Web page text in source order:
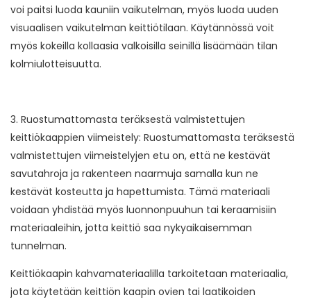
voi paitsi luoda kauniin vaikutelman, myös luoda uuden
visuaalisen vaikutelman keittiötilaan. Käytännössä voit
myös kokeilla kollaasia valkoisilla seinillä lisäämään tilan
kolmiulotteisuutta.
3. Ruostumattomasta teräksestä valmistettujen
keittiökaappien viimeistely: Ruostumattomasta teräksestä
valmistettujen viimeistelyjen etu on, että ne kestävät
savutahroja ja rakenteen naarmuja samalla kun ne
kestävät kosteutta ja hapettumista. Tämä materiaali
voidaan yhdistää myös luonnonpuuhun tai keraamisiin
materiaaleihin, jotta keittiö saa nykyaikaisemman
tunnelman.
Keittiökaapin kahvamateriaalilla tarkoitetaan materiaalia,
jota käytetään keittiön kaapin ovien tai laatikoiden